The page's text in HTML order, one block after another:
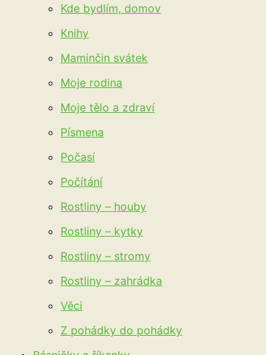
Kde bydlím, domov
Knihy
Maminčin svátek
Moje rodina
Moje tělo a zdraví
Písmena
Počasí
Počítání
Rostliny – houby
Rostliny – kytky
Rostliny – stromy
Rostliny – zahrádka
Věci
Z pohádky do pohádky